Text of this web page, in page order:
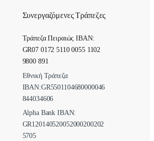
Συνεργαζόμενες Τράπεζες
Τράπεζα Πειραιώς IBAN:
GR07 0172 5110 0055 1102
9800 891
Εθνική Τράπεζα
ΙΒΑΝ:GR5501104680000046
844034606
Alpha Bank ΙΒΑΝ:
GR120140520052000200202
5705